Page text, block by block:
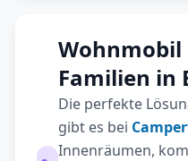
Familien in
Die perfekte
gibt es bei
Innenräumen,